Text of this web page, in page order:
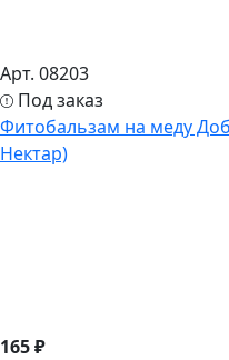
Арт. 08203
Под заказ
Фитобальзам на меду
Нектар)
165 ₽